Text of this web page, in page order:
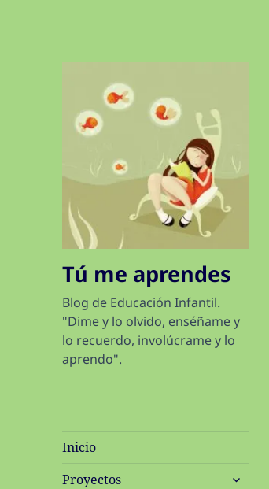
Tú me aprendes
Blog de Educación Infantil.
"Dime y lo olvido, enséñame y
lo recuerdo, involúcrame y lo
aprendo".
Inicio
Proyectos
expande